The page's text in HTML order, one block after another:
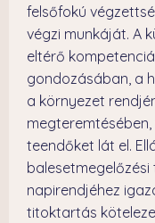
felsőfokú
végzi munkáját. A
eltérő
gondozásában, a
a környezet
teendőket lát el.
napirendjéhez
titoktartás